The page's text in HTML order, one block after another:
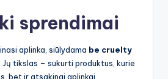
sprendimai
aplinka, siūlydama be cruelty
tikslas – sukurti produktus, kurie
bet ir atsakingi aplinkai.